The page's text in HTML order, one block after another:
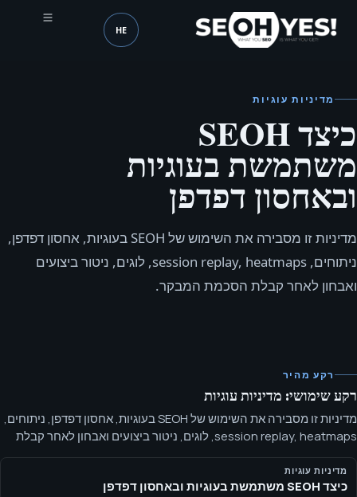
SEOH שפה (mobile header)
HE
מדיניות עוגיות
כיצד SEOH
משתמשת בעוגיות
ובאחסון דפדפן
מדיניות זו מסבירה את השימוש של SEOH בעוגיות, אחסון דפדפן,
ניתוחים, session replay, heatmaps, לוגים, ניטור ביצועים
ואבחון לאחר קבלת הסכמת המבקר.
רקע מהיר
רקע שימושי: מדיניות עוגיות
מדיניות זו מסבירה את השימוש של SEOH בעוגיות, אחסון דפדפן, ניתוחים,
session replay, heatmaps, לוגים, ניטור ביצועים ואבחון לאחר קבלת
הסכמת המבקר. ל‑SEOH יש מזהה מדידה של Google Analytics 4 שמור
מדיניות עוגיות
כיצד SEOH משתמשת בעוגיות ובאחסון דפדפן